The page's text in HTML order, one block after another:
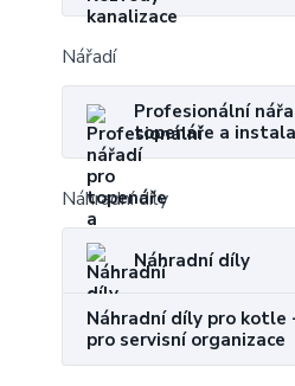
Nářadí
Profesionální
topenáře a
Náhradní díly
Náhradní díly
Náhradní díly pro kotle
pro servisní organizace